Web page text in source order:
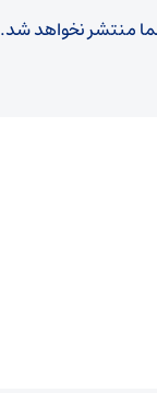
منتشر نخواهد شد.